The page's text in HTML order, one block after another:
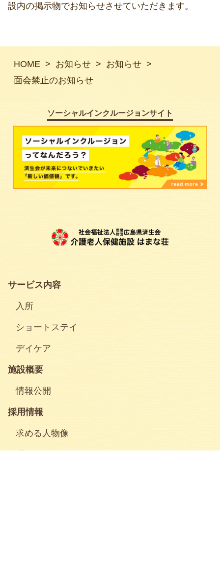
設内の掲示物でお知らせさせていただきます。
HOME お知らせ
お知らせ
面会禁止のお知らせ
ソーシャルインクルージョンサイト
サービス内容
入所
ショートステイ
デイケア
施設概要
情報公開
採用情報
求める人物像